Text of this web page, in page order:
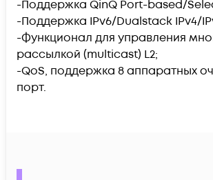
-Поддержка QinQ Port-based/
-Поддержка IPv6/Dualstack IPv4/
-Функционал для управления
рассылкой (multicast) L2;
-QoS, поддержка 8 аппаратных
порт.